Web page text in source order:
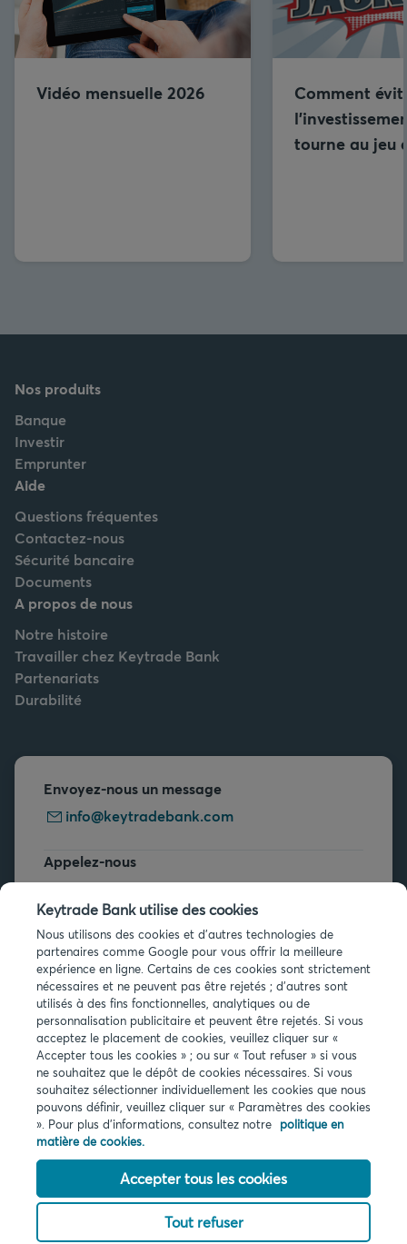
Vidéo mensuelle 2026
Comment
tourne au jeu
Nos produits
Banque
Investir
Emprunter
Aide
Questions fréquentes
Contactez-nous
Sécurité bancaire
Documents
A propos de nous
Notre histoire
Travailler chez Keytrade Bank
Partenariats
Durabilité
Envoyez-nous un message
info@keytradebank.com
Appelez-nous
+32 2 679 90 00
Vous avez des questions ?
Questions fréquentes
Infos légales
Privacy
Cookies
PSD2
Accessibilité
© 2026 Keytrade bank, succursale belge d'Arkéa Direct Bank SA (France),
filiale du Crédit Mutuel Arkéa
Keytrade Bank utilise des cookies
Nous utilisons des cookies et d'autres technologies de
partenaires comme Google pour vous offrir la meilleure
expérience en ligne. Certains de ces cookies sont strictement
nécessaires et ne peuvent pas être rejetés ; d'autres sont
utilisés à des fins fonctionnelles, analytiques ou de
personnalisation publicitaire et peuvent être rejetés. Si vous
acceptez le placement de cookies, veuillez cliquer sur «
Accepter tous les cookies » ; ou sur « Tout refuser » si vous
ne souhaitez que le dépôt de cookies nécessaires. Si vous
souhaitez sélectionner individuellement les cookies que nous
pouvons définir, veuillez cliquer sur « Paramètres des cookies
». Pour plus d'informations, consultez notre politique en
matière de cookies.
Accepter tous les cookies
Tout refuser